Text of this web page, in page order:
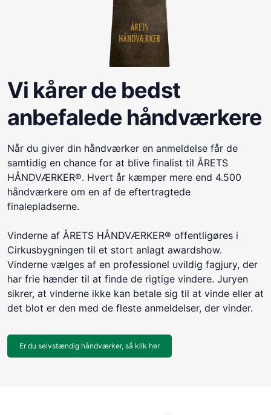
Vi kårer de bedst
anbefalede håndværkere
Når du giver din håndværker en anmeldelse får de
samtidig en chance for at blive finalist til ÅRETS
HÅNDVÆRKER®. Hvert år kæmper mere end 4.500
håndværkere om en af de eftertragtede
finalepladserne.
Vinderne af ÅRETS HÅNDVÆRKER® offentligøres i
Cirkusbygningen til et stort anlagt awardshow.
Vinderne vælges af en professionel uvildig fagjury, der
har frie hænder til at finde de rigtige vindere. Juryen
sikrer, at vinderne ikke kan betale sig til at vinde eller at
det blot er den med de fleste anmeldelser, der vinder.
Er du selvstændig håndværker, så klik her